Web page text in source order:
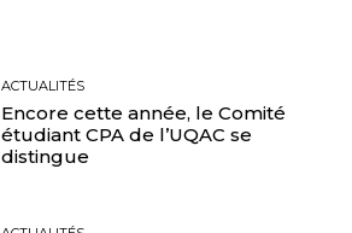
ACTUALITÉS
Encore cette année, le Comité
étudiant CPA de l’UQAC se
distingue